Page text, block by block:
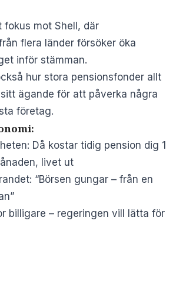
fokus mot Shell, där
flera länder försöker öka
inför stämman.
hur stora pensionsfonder allt
ägande för att påverka några
företag.
Då kostar tidig pension dig 1
livet ut
“Börsen gungar – från en
billigare – regeringen vill lätta för